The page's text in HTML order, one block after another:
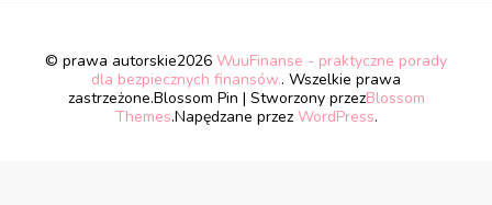
© prawa autorskie2026 WuuFinanse - praktyczne porady
dla bezpiecznych finansów.. Wszelkie prawa
zastrzeżone.Blossom Pin | Stworzony przezBlossom
Themes.Napędzane przez WordPress.